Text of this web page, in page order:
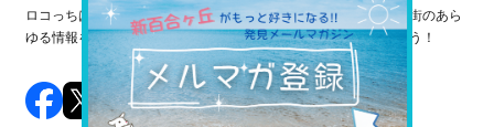
ロコっちは、あなたのジモト体験を豊かにする情報サイトです。街のあら
ゆる情報を収集し、日々更新しています。早速情報を探してみよう！